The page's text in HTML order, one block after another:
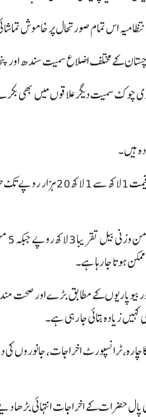
اس تمام صورتحال پر خاموش
کے مختلف اضلاع سمیت سندھ اور
چوک سمیت دیگر علاقوں میں بھی
ہیں۔
ہوتا جا رہا ہے۔
ٹرانسپورٹ اخراجات، جانوروں کی
پال حضرات کے اخراجات انتہائی بڑھا